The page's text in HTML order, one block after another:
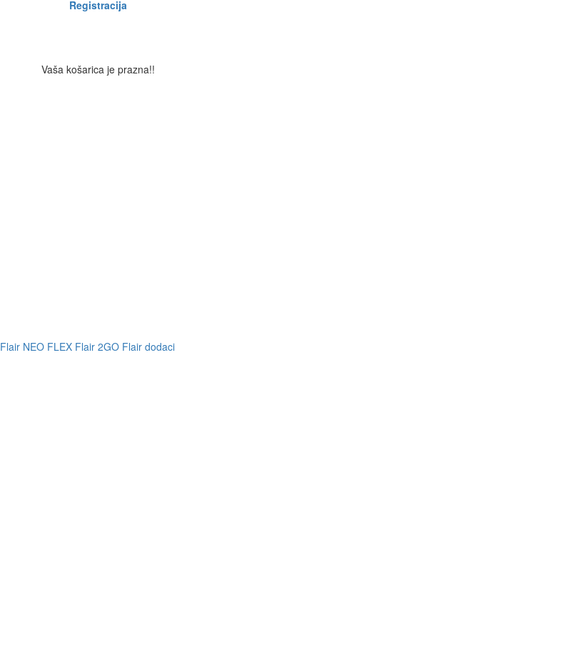
Registracija
Vaša košarica je prazna!!
Flair NEO FLEX Flair 2GO Flair dodaci